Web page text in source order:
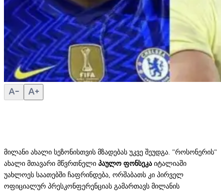
მილანი ახალი სეზონისთვის მზადებას უკვე შეუდგა. "როსონერის"
ახალი მთავარი მწვრთნელი პაულო ფონსეკა იტალიაში
უახლოეს საათებში ჩაფრინდება, ორშაბათს კი პირველ
ოფიციალურ პრესკონფერენციას გამართავს მილანის